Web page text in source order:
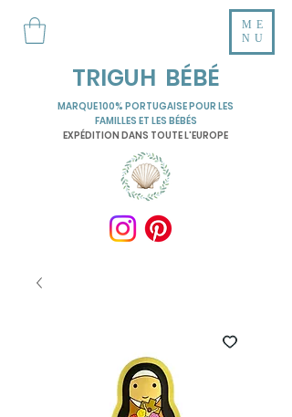
TRIGUH BÉBÉ
ME
NU
MARQUE 100% PORTUGAISE POUR LES
FAMILLES ET LES BÉBÉS
EXPÉDITION DANS TOUTE L'EUROPE